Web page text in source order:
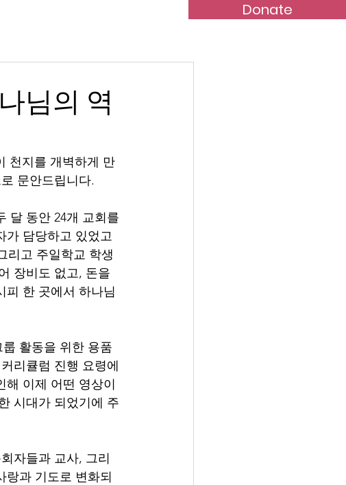
Donate
님의 역
천지를 개벽하게 만
문안드립니다.
달 동안 24개 교회를
가 담당하고 있었고
리고 주일학교 학생
장비도 없고, 돈을
피 한 곳에서 하나님
활동을 위한 용품
리큘럼 진행 요령에
해 이제 어떤 영상이
시대가 되었기에 주
자들과 교사, 그리
랑과 기도로 변화되